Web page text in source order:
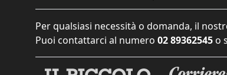
Per qualsiasi necessità o domanda, il
Puoi contattarci al numero 02 89362545 o